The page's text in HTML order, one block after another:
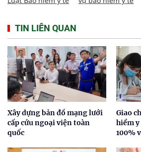
TIN LIÊN QUAN
Xây dựng bản đồ mạng lưới
cấp cứu ngoại viện toàn
quốc
Giao
hiểm y
100%